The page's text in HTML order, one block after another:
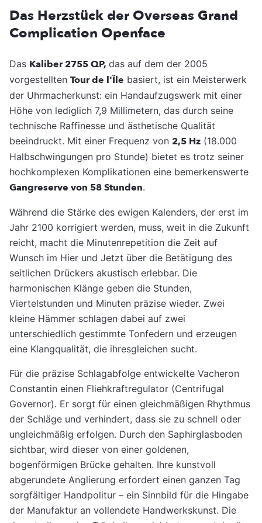
Das Herzstück der Overseas Grand
Complication Openface
Das Kaliber 2755 QP, das auf dem der 2005
vorgestellten Tour de l'Île basiert, ist ein Meisterwerk
der Uhrmacherkunst: ein Handaufzugswerk mit einer
Höhe von lediglich 7,9 Millimetern, das durch seine
technische Raffinesse und ästhetische Qualität
beeindruckt. Mit einer Frequenz von 2,5 Hz (18.000
Halbschwingungen pro Stunde) bietet es trotz seiner
hochkomplexen Komplikationen eine bemerkenswerte
Gangreserve von 58 Stunden.
Während die Stärke des ewigen Kalenders, der erst im
Jahr 2100 korrigiert werden, muss, weit in die Zukunft
reicht, macht die Minutenrepetition die Zeit auf
Wunsch im Hier und Jetzt über die Betätigung des
seitlichen Drückers akustisch erlebbar. Die
harmonischen Klänge geben die Stunden,
Viertelstunden und Minuten präzise wieder. Zwei
kleine Hämmer schlagen dabei auf zwei
unterschiedlich gestimmte Tonfedern und erzeugen
eine Klangqualität, die ihresgleichen sucht.
Für die präzise Schlagabfolge entwickelte Vacheron
Constantin einen Fliehkraftregulator (Centrifugal
Governor). Er sorgt für einen gleichmäßigen Rhythmus
der Schläge und verhindert, dass sie zu schnell oder
ungleichmäßig erfolgen. Durch den Saphirglasboden
sichtbar, wird dieser von einer goldenen,
bogenförmigen Brücke gehalten. Ihre kunstvoll
abgerundete Anglierung erfordert einen ganzen Tag
sorgfältiger Handpolitur – ein Sinnbild für die Hingabe
der Manufaktur an vollendete Handwerkskunst. Die